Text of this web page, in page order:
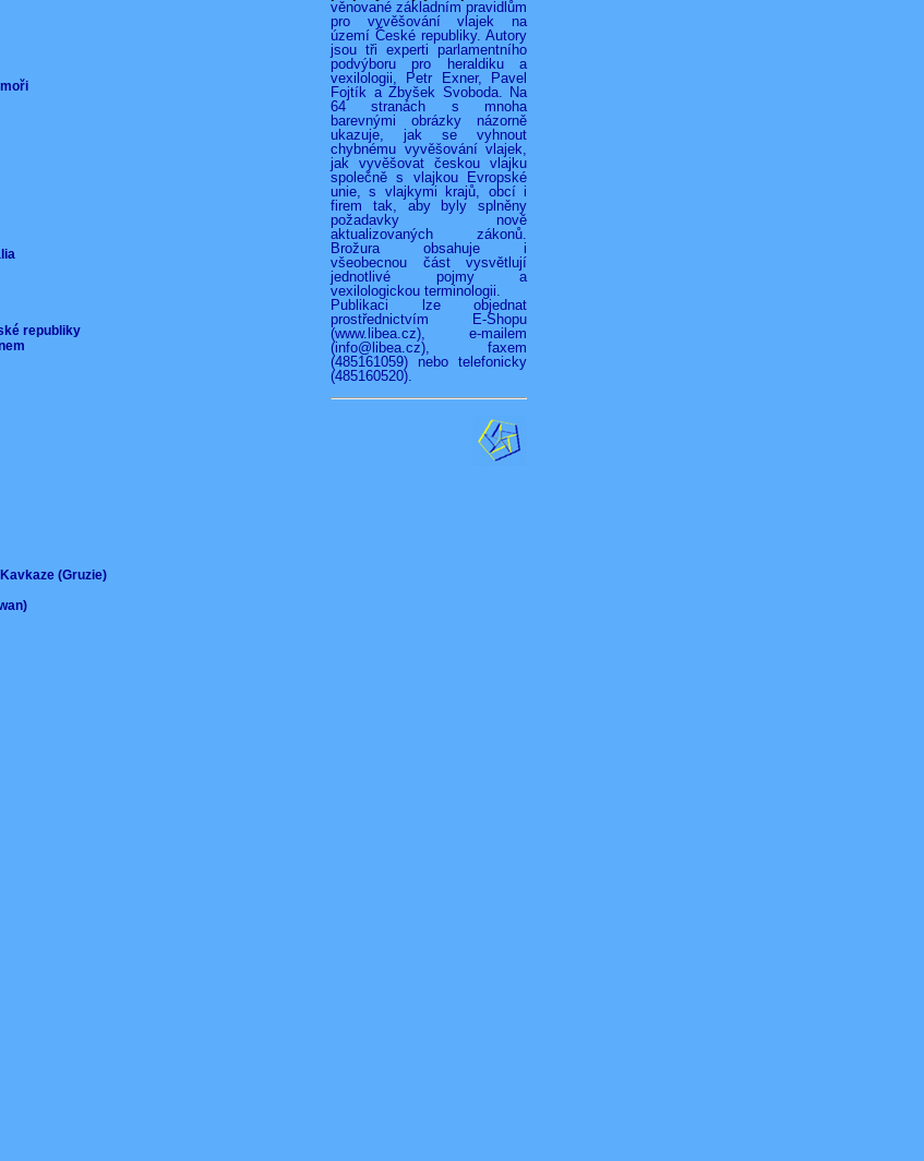
republiky
(Gruzie)
věnované základním pravidlům
pro vyvěšování vlajek na
území České republiky. Autory
jsou tři experti parlamentního
podvýboru pro heraldiku a
vexilologii, Petr Exner, Pavel
Fojtík a Zbyšek Svoboda. Na
64 stranách s mnoha
barevnými obrázky názorně
ukazuje, jak se vyhnout
chybnému vyvěšování vlajek,
jak vyvěšovat českou vlajku
společně s vlajkou Evropské
unie, s vlajkymi krajů, obcí i
firem tak, aby byly splněny
požadavky nově
aktualizovaných zákonů.
Brožura obsahuje i
všeobecnou část vysvětlují
jednotlivé pojmy a
vexilologickou terminologii.
Publikaci lze objednat
prostřednictvím E-Shopu
(www.libea.cz), e-mailem
(info@libea.cz), faxem
(485161059) nebo telefonicky
(485160520).